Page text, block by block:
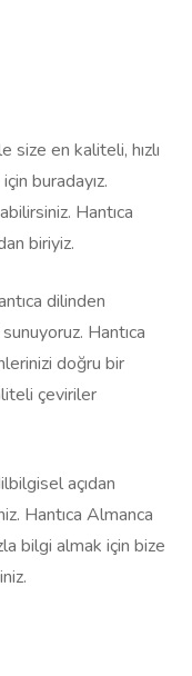
size en kaliteli, hızlı
buradayız.
Hantıca
biriyiz.
dilinden
Hantıca
doğru bir
çeviriler
açıdan
Hantıca Almanca
bilgi almak için bize